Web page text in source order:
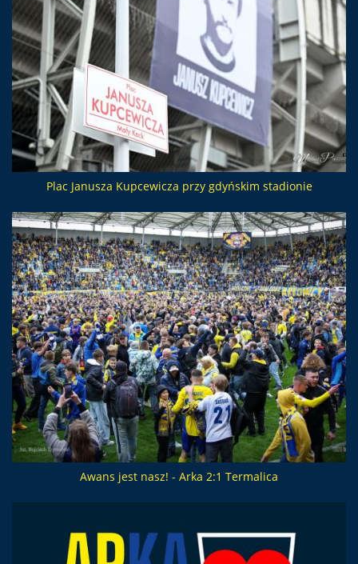
Plac Janusza Kupcewicza przy gdyńskim stadionie
Awans jest nasz! - Arka 2:1 Termalica